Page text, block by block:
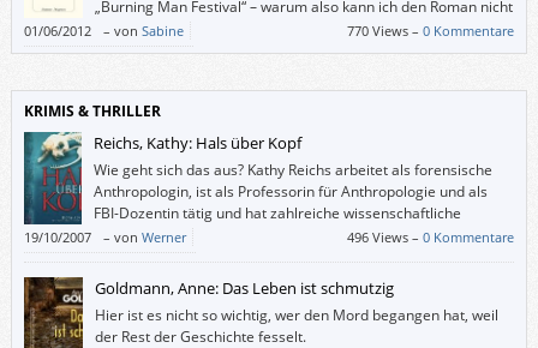
„Burning Man Festival“ – warum also kann ich den Roman nicht
empfehlen? Weil Nothomb die LeserInnen von den Figuren und
der Handlung fern hält und es ihnen erschwert, die Motivationen und
01/06/2012 – von Sabine 770 Views –0 Kommentare
KRIMIS & THRILLER
Reichs, Kathy: Hals über Kopf
Wie geht sich das aus? Kathy Reichs arbeitet als forensische
Anthropologin, ist als Professorin für Anthropologie und als
FBI-Dozentin tätig und hat zahlreiche wissenschaftliche
Schriften veröffentlicht. (Einen Ehemann und drei Kinder “hat”
sie auch noch.) – Wie schafft man da zusätzlich noch ca. einen Roman pro
Jahr?
19/10/2007 – von Werner 496 Views –0 Kommentare
Goldmann, Anne: Das Leben ist schmutzig
Hier ist es nicht so wichtig, wer den Mord begangen hat, weil
der Rest der Geschichte fesselt.